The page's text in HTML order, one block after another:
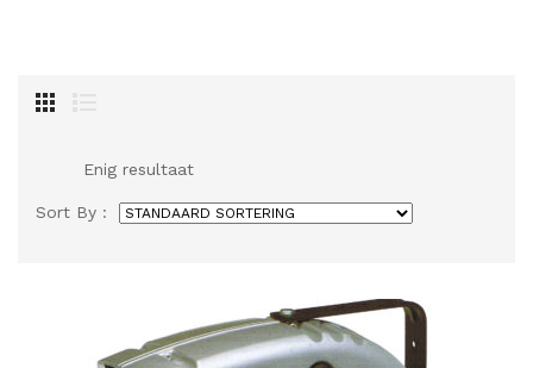
Enig resultaat
Sort By :